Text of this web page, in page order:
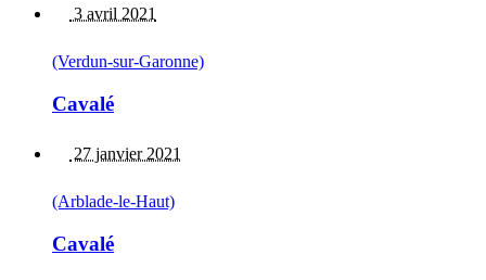
3 avril 2021
(Verdun-sur-Garonne)
Cavalé
27 janvier 2021
(Arblade-le-Haut)
Cavalé